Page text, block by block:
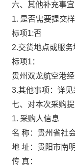
六、其他补充事宜
1. 是否需要提交
标项1:否
2.交货地点或服务
标项1：
贵州双龙航空港
3.其他事项： 详见
七、对本次采购
1. 采购人信息
名 称： 贵州省社
地 址： 贵阳市南
传 真：